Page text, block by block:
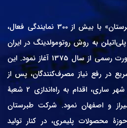
شرکت «مجتمع پلاستیک طبرستان» با بیش از 300 نمایندگی فعال،
به روش روتومولدینگ در ایران
است که فعالیت خود را به‌صورت رسمی از سال 1375 آغاز نمود. این
در رفع نیاز مصرف‌کنندگان، پس از
تأسیس اولین شعبه خود در شهر ساری، اقدام به راه‌اندازی 2 شعبۀ
و اصفهان نمود. شرکت طبرستان
محصولات پلیمری، در کنار تولید